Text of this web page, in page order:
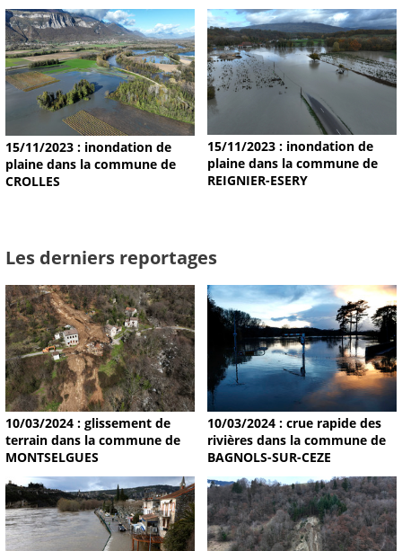
15/11/2023 : inondation de
plaine dans la commune de
CROLLES
15/11/2023 : inondation de
plaine dans la commune de
REIGNIER-ESERY
Les derniers reportages
10/03/2024 : glissement de
terrain dans la commune de
MONTSELGUES
10/03/2024 : crue rapide des
rivières dans la commune de
BAGNOLS-SUR-CEZE